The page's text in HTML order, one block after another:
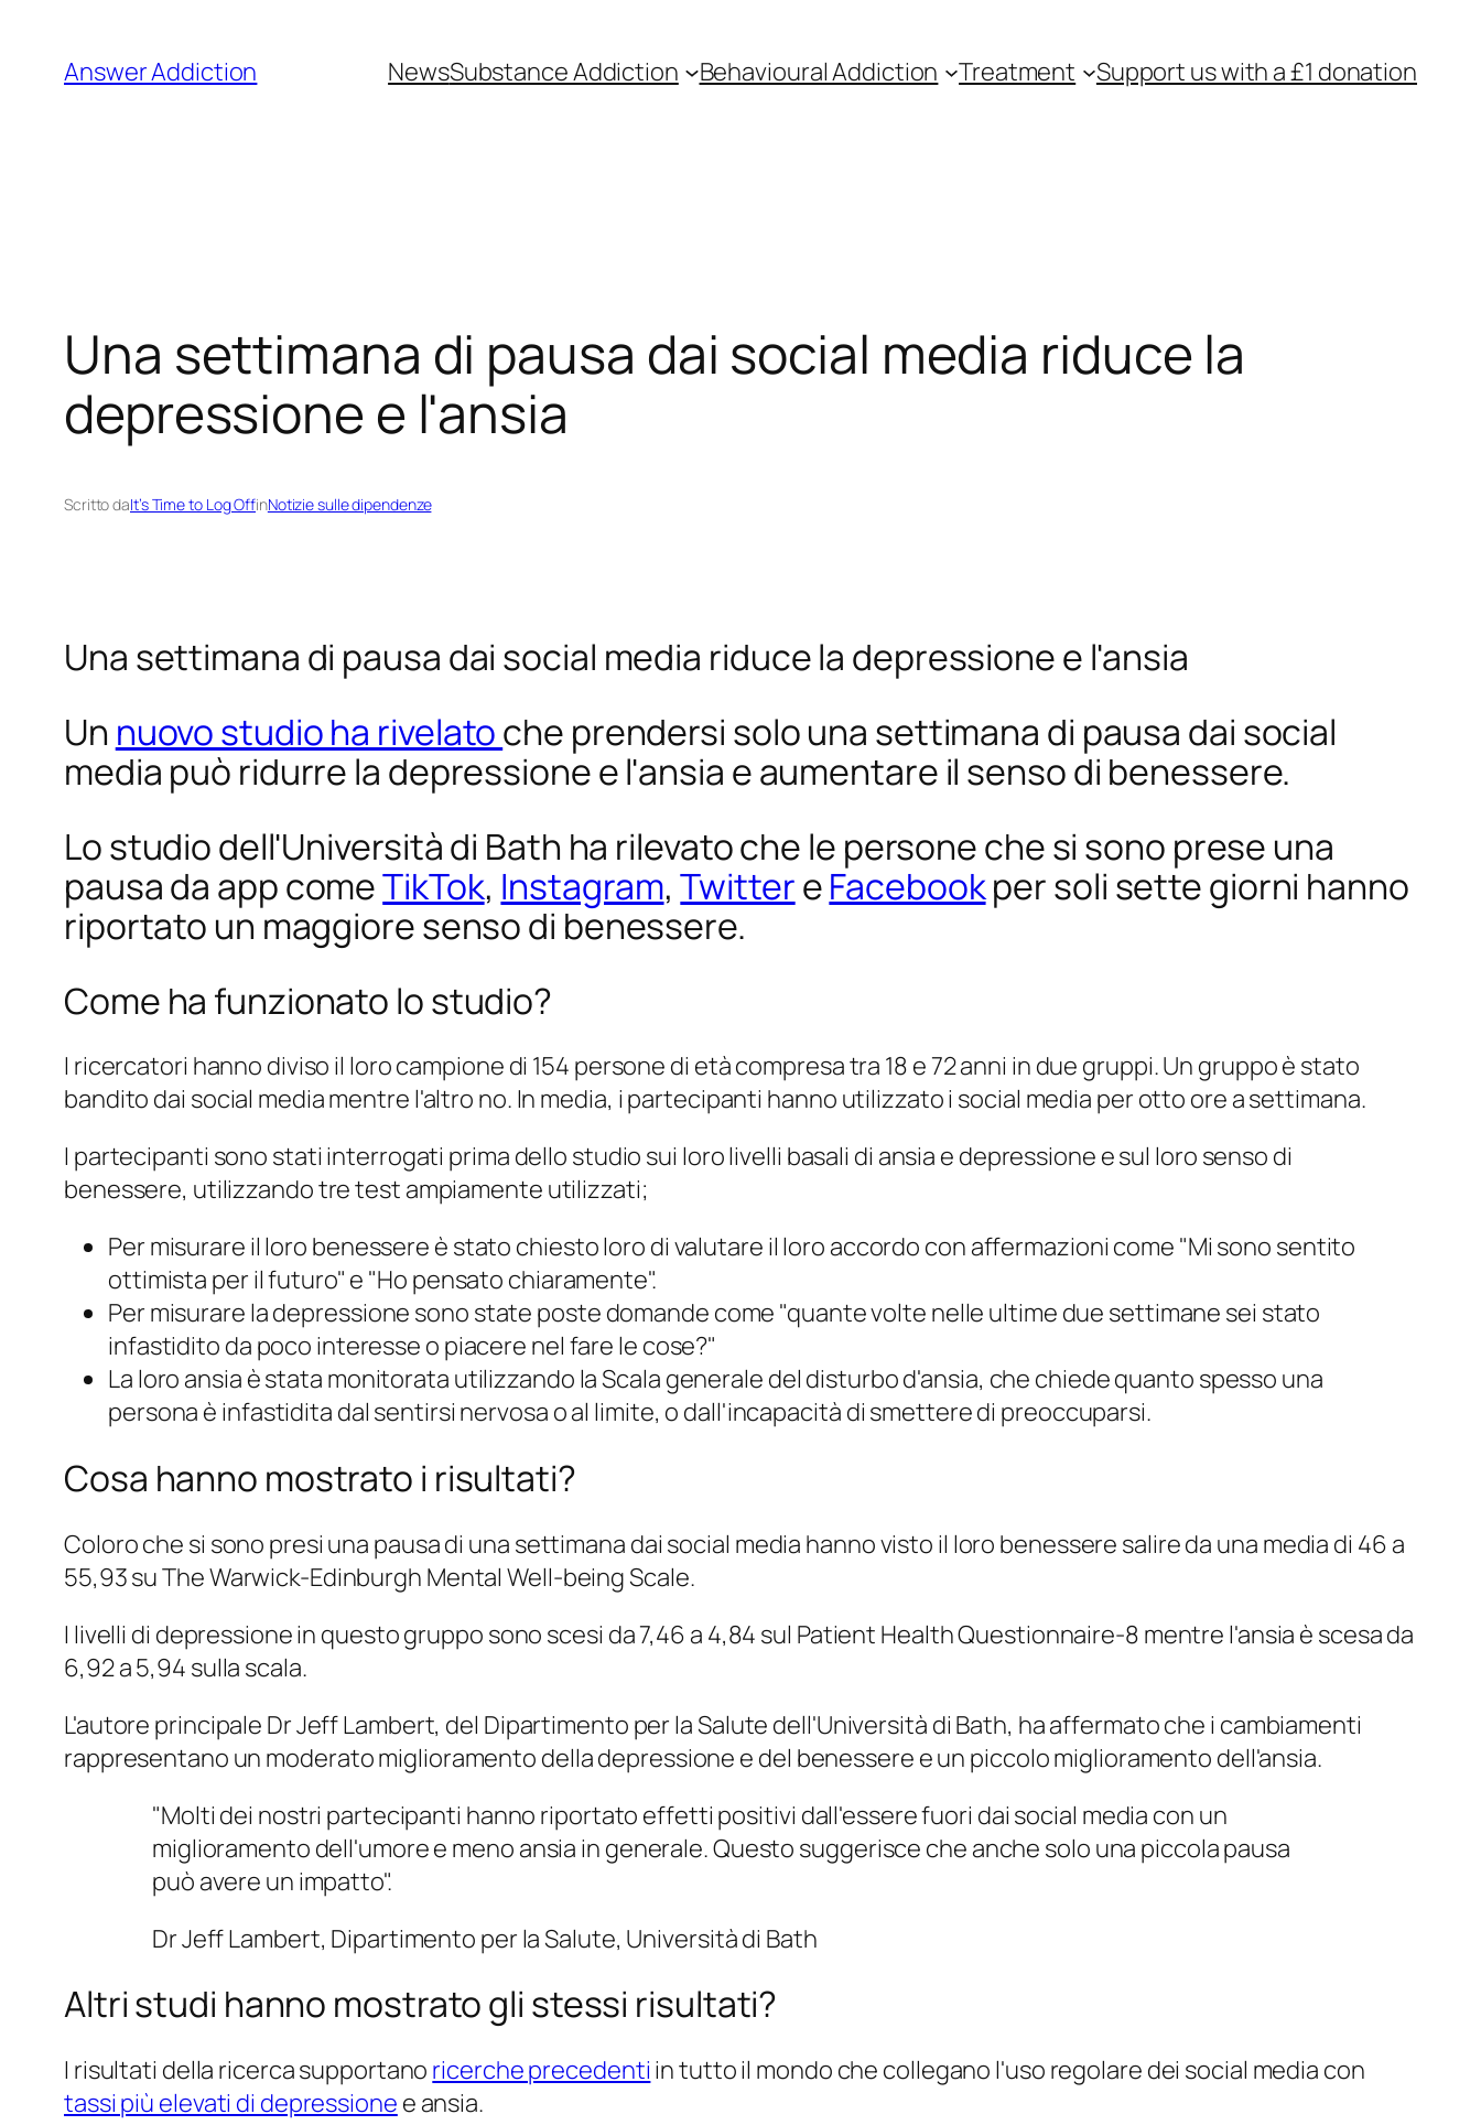
contenuto
Answer Addiction NewsSubstance Addiction Behavioural Addiction Treatment Support us with a £1 donation
Una settimana di pausa dai social media riduce la
depressione e l'ansia
Scritto daIt’s Time to Log OffinNotizie sulle dipendenze
Una settimana di pausa dai social media riduce la depressione e l'ansia
Un nuovo studio ha rivelatoche prendersi solo una settimana di pausa dai social
media può ridurre la depressione e l'ansia e aumentare il senso di benessere.
Lo studio dell'Università di Bath ha rilevato che le persone che si sono prese una
pausa da app comeTikTok, Instagram,TwittereFacebookper soli sette giorni hanno
riportato un maggiore senso di benessere.
Come ha funzionato lo studio?
I ricercatori hanno diviso il loro campione di 154 persone di età compresa tra 18 e 72 anni in due gruppi. Un gruppo è stato
bandito dai social media mentre l'altro no. In media, i partecipanti hanno utilizzato i social media per otto ore a settimana.
I partecipanti sono stati interrogati prima dello studio sui loro livelli basali di ansia e depressione e sul loro senso di
benessere, utilizzando tre test ampiamente utilizzati;
Per misurare il loro benessere è stato chiesto loro di valutare il loro accordo con affermazioni come "Mi sono sentito
ottimista per il futuro" e "Ho pensato chiaramente".
Per misurare ladepressione sono state poste domande come "quante volte nelle ultime due settimane sei stato
infastidito da poco interesse o piacere nel fare le cose?"
La loro ansia è stata monitorata utilizzando la Scala generale del disturbo d'ansia, che chiede quanto spesso una
persona è infastidita dal sentirsi nervosa o al limite, o dall'incapacità di smettere di preoccuparsi.
Cosa hanno mostrato i risultati?
Coloro che si sono presi una pausa di una settimana dai social media hanno visto il loro benessere salireda una media di 46 a
55,93su The Warwick-Edinburgh Mental Well-being Scale.
I livelli di depressione in questo gruppo sono scesi da 7,46 a 4,84 sul Patient Health Questionnaire-8 mentre l'ansia è scesa da
6,92 a 5,94 sulla scala.
L'autore principale Dr Jeff Lambert, del Dipartimento per la Salute dell'Università di Bath, ha affermato che i cambiamenti
rappresentano un moderato miglioramento della depressione e del benessere e un piccolo miglioramento dell'ansia.
"Molti dei nostri partecipanti hanno riportato effetti positivi dall'essere fuori dai social media con un
miglioramento dell'umore e meno ansia in generale. Questo suggerisce che anche solo una piccola pausa
può avere un impatto".
Dr Jeff Lambert, Dipartimento per la Salute, Università di Bath
Altri studi hanno mostrato gli stessi risultati?
I risultati della ricerca supportano ricerche precedenti in tutto il mondo che collegano l'uso regolare dei social media con
tassi più elevati di depressione e ansia.